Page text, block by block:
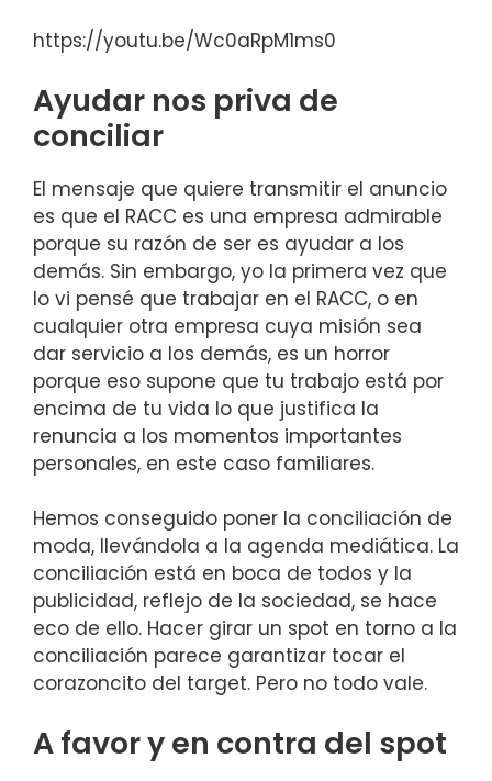
https://youtu.be/Wc0aRpM1ms0
Ayudar nos priva de
conciliar
El mensaje que quiere transmitir el anuncio
es que el RACC es una empresa admirable
porque su razón de ser es ayudar a los
demás. Sin embargo, yo la primera vez que
lo vi pensé que trabajar en el RACC, o en
cualquier otra empresa cuya misión sea
dar servicio a los demás, es un horror
porque eso supone que tu trabajo está por
encima de tu vida lo que justifica la
renuncia a los momentos importantes
personales, en este caso familiares.
Hemos conseguido poner la conciliación de
moda, llevándola a la agenda mediática. La
conciliación está en boca de todos y la
publicidad, reflejo de la sociedad, se hace
eco de ello. Hacer girar un spot en torno a la
conciliación parece garantizar tocar el
corazoncito del target. Pero no todo vale.
A favor y en contra del spot